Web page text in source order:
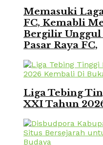
Memasuki
FC, Kemabli
Bergilir Unggul
Pasar Raya FC,
Liga Tebing
XXI Tahun